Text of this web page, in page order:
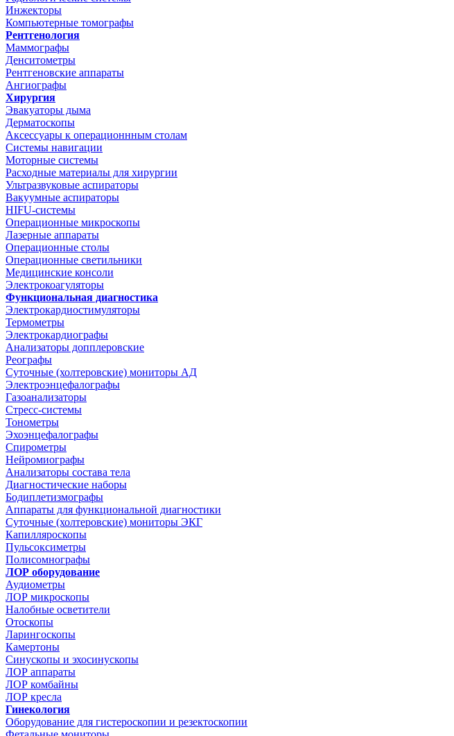
Инжекторы
Компьютерные томографы
Рентгенология
Маммографы
Денситометры
Рентгеновские аппараты
Ангиографы
Хирургия
Эвакуаторы дыма
Дерматоскопы
Аксессуары к операционнным столам
Системы навигации
Моторные системы
Расходные материалы для хирургии
Ультразвуковые аспираторы
Вакуумные аспираторы
HIFU-системы
Операционные микроскопы
Лазерные аппараты
Операционные столы
Операционные светильники
Медицинские консоли
Электрокоагуляторы
Функциональная диагностика
Электрокардиостимуляторы
Термометры
Электрокардиографы
Анализаторы допплеровские
Реографы
Суточные (холтеровские) мониторы АД
Электроэнцефалографы
Газоанализаторы
Стресс-системы
Тонометры
Эхоэнцефалографы
Спирометры
Нейромиографы
Анализаторы состава тела
Диагностические наборы
Бодиплетизмографы
Аппараты для функциональной диагностики
Суточные (холтеровские) мониторы ЭКГ
Капилляроскопы
Пульсоксиметры
Полисомнографы
ЛОР оборудование
Аудиометры
ЛОР микроскопы
Налобные осветители
Отоскопы
Ларингоскопы
Камертоны
Синускопы и эхосинускопы
ЛОР аппараты
ЛОР комбайны
ЛОР кресла
Гинекология
Оборудование для гистероскопии и резектоскопии